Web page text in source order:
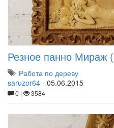
Резное панно Мираж
Работа по дереву
saruzor64 - 05.06.2015
0 | 3584